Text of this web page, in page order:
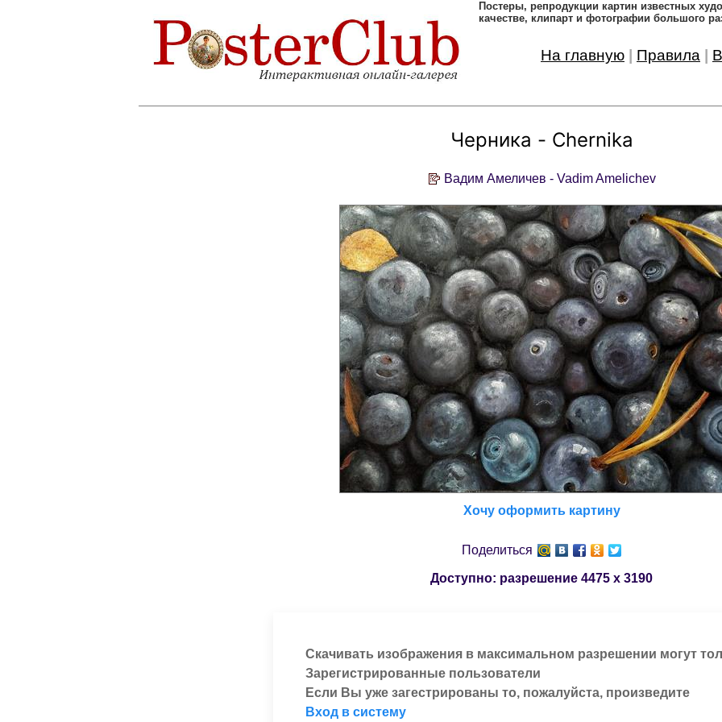
Постеры, pепродукции картин известных
качестве, клипарт и фотографии большого
На главную Правила
Черника - Chernika
Вадим Амеличев - Vadim Amelichev
Хочу оформить картину
Поделиться
Доступно: разрешение 4475 x 3190
Скачивать изображения в максимальном разрешении могут
Зарегистрированные пользователи
Если Вы уже загестрированы то, пожалуйста, произведите
Вход в систему